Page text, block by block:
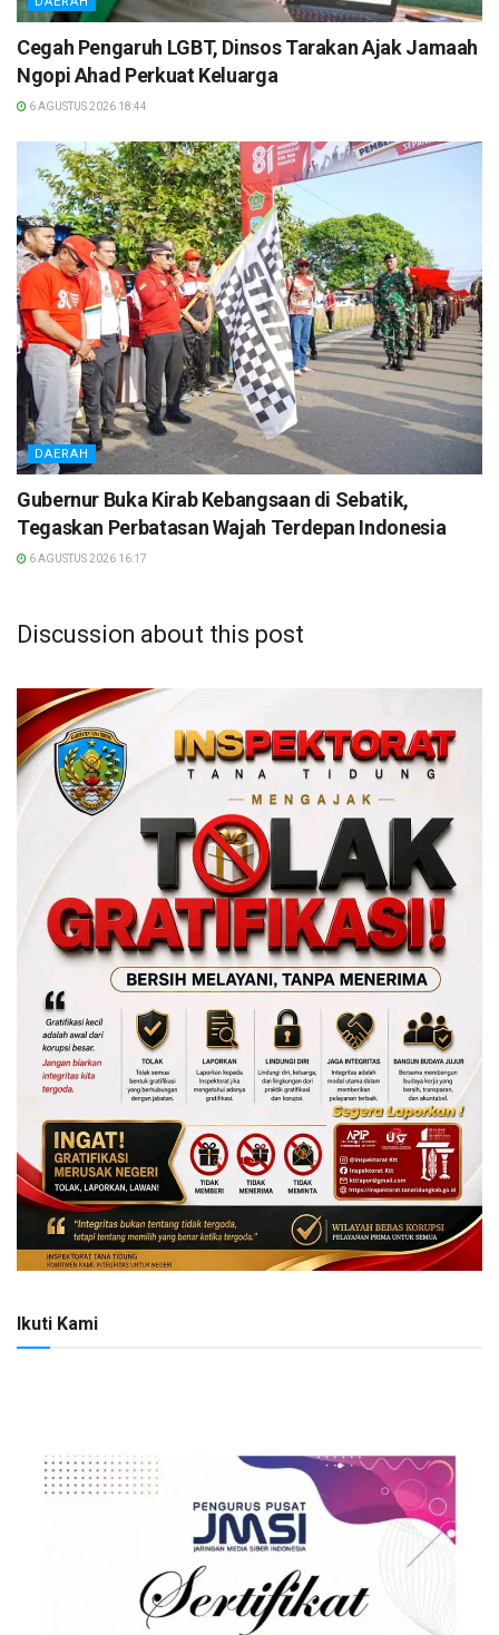
Cegah Pengaruh LGBT, Dinsos Tarakan Ajak Jamaah
Ngopi Ahad Perkuat Keluarga
6 AGUSTUS 2026 18:44
DAERAH
Gubernur Buka Kirab Kebangsaan di Sebatik,
Tegaskan Perbatasan Wajah Terdepan Indonesia
6 AGUSTUS 2026 16:17
Discussion about this post
Ikuti Kami